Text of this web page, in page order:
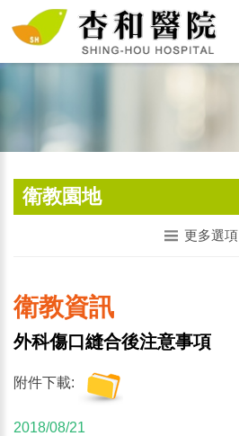
衛教園地
更多選項
衛教資訊
外科傷口縫合後注意事項
附件下載:
2018/08/21